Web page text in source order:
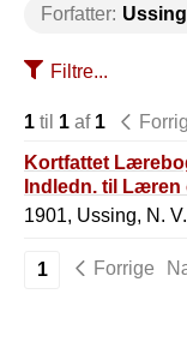
Forfatter:
Filtre...
1 til 1 af 1
Kortfattet
Indledn. til Læren
1901, Ussing, N.
1 Forrige